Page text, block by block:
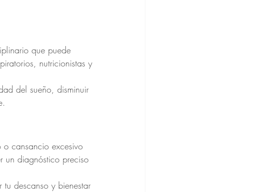
que puede
nutricionistas y
del sueño, disminuir
o cansancio excesivo
un diagnóstico preciso
descanso y bienestar